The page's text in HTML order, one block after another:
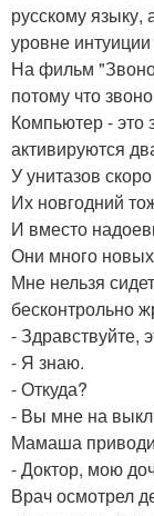
русскому языку,
уровне
На фильм
потому что
Компьютер - это
активируются
У унитазов
Их новгодний
И вместо
Они много
Мне нельзя
бесконтрольно
- Здравствуйте,
- Я знаю.
- Откуда?
- Вы мне на
Мамаша
- Доктор, мою
Врач осмотрел